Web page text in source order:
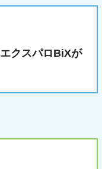
エクスパロBiXが